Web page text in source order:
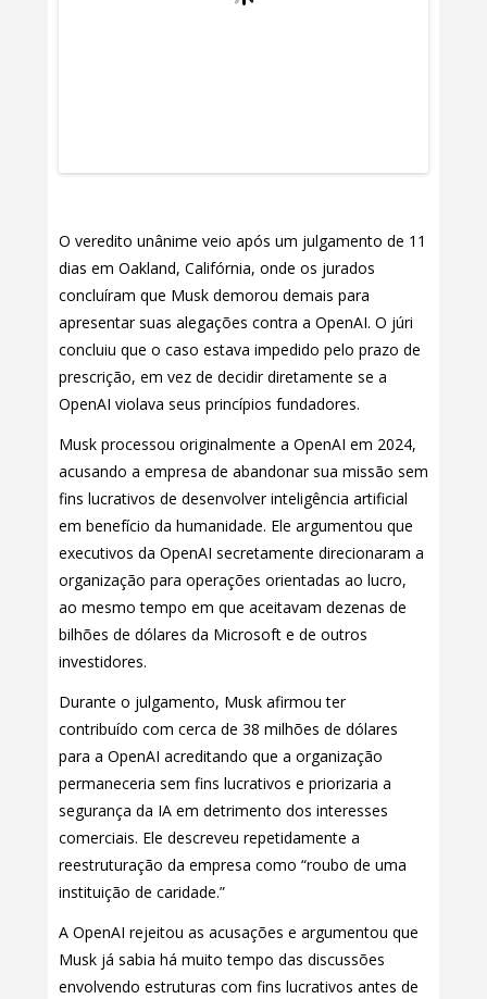
O veredito unânime veio após um julgamento de 11
dias em Oakland, Califórnia, onde os jurados
concluíram que Musk demorou demais para
apresentar suas alegações contra a OpenAI. O júri
concluiu que o caso estava impedido pelo prazo de
prescrição, em vez de decidir diretamente se a
OpenAI violava seus princípios fundadores.
Musk processou originalmente a OpenAI em 2024,
acusando a empresa de abandonar sua missão sem
fins lucrativos de desenvolver inteligência artificial
em benefício da humanidade. Ele argumentou que
executivos da OpenAI secretamente direcionaram a
organização para operações orientadas ao lucro,
ao mesmo tempo em que aceitavam dezenas de
bilhões de dólares da Microsoft e de outros
investidores.
Durante o julgamento, Musk afirmou ter
contribuído com cerca de 38 milhões de dólares
para a OpenAI acreditando que a organização
permaneceria sem fins lucrativos e priorizaria a
segurança da IA em detrimento dos interesses
comerciais. Ele descreveu repetidamente a
reestruturação da empresa como “roubo de uma
instituição de caridade.”
A OpenAI rejeitou as acusações e argumentou que
Musk já sabia há muito tempo das discussões
envolvendo estruturas com fins lucrativos antes de